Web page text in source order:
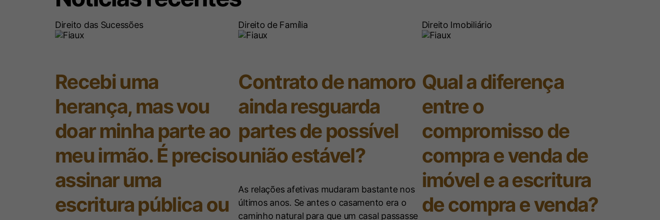
entendimento do STF, o valor recebido dos royalties compõe a receita bruta e
faturamento da empresa e, por consequência, deve ser tributada pelo PIS e COFINS,
CPC/1973. COOPERATIVA DE PESQUISA AGROPECUÁRIA. VENDA DE SEMENTES,
GRÃOS E MUDAS. DESENVOLVIMENTO DE TECNOLOGIA. FATO DEFINIDOR DA
QUALIDADE DA MERCADORIA. ROYALTIES. CONTRIBUIÇÃO AO PIS E COFINS. LEI
9.718/1998. BASE DE CÁLCULO. INCLUSÃO. POSSIBILIDADE. 1. O Supremo Tribunal
Federal firmou entendimento, segundo o qual a receita bruta e o faturamento, para fins
de definição da base de cálculo de incidência da contribuição para o PIS e da COFINS,
são termos equivalentes e consistem na totalidade das receitas auferidas com a venda
de mercadorias, de serviços ou de mercadorias e serviços, assim entendido como a
soma das receitas oriundas do exercício das atividades empresariais típicas.
Precedentes. 2. A pesquisa científica ou tecnológica cria, melhora ou desenvolve o
produto oferecido, tornando-o atraente para os potenciais compradores interessados
Direito das Sucessões
Recebi uma
herança, mas vou
doar minha parte ao
meu irmão. É preciso
assinar uma
escritura pública ou
Direito de Família
Contrato de namoro
ainda resguarda
partes de possível
união estável?
As relações afetivas mudaram bastante nos
últimos anos. Se antes o casamento era o
caminho natural para que um casal passasse
Direito Imobiliário
Qual a diferença
entre o
compromisso de
compra e venda de
imóvel e a escritura
de compra e venda?